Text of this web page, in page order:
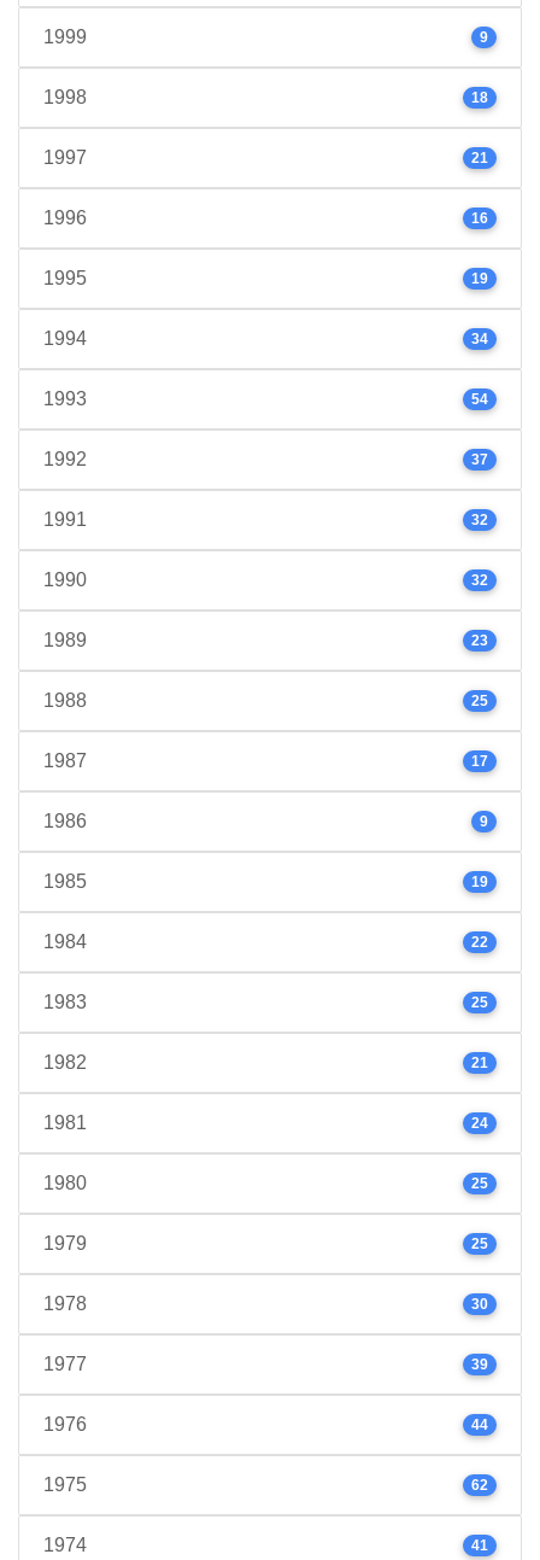
1999 9
1998 18
1997 21
1996 16
1995 19
1994 34
1993 54
1992 37
1991 32
1990 32
1989 23
1988 25
1987 17
1986 9
1985 19
1984 22
1983 25
1982 21
1981 24
1980 25
1979 25
1978 30
1977 39
1976 44
1975 62
1974 41